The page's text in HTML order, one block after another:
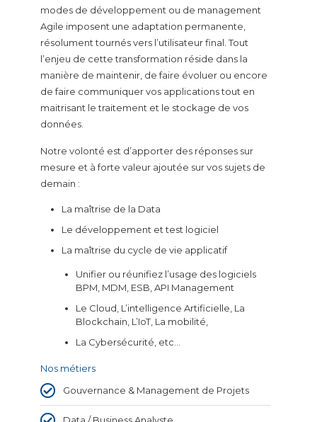
modes de développement ou de management
Agile imposent une adaptation permanente,
résolument tournés vers l’utilisateur final. Tout
l’enjeu de cette transformation réside dans la
manière de maintenir, de faire évoluer ou encore
de faire communiquer vos applications tout en
maitrisant le traitement et le stockage de vos
données.
Notre volonté est d’apporter des réponses sur
mesure et à forte valeur ajoutée sur vos sujets de
demain :
La maîtrise de la Data
Le développement et test logiciel
La maîtrise du cycle de vie applicatif
Unifier ou réunifiez l’usage des logiciels
BPM, MDM, ESB, API Management
Le Cloud, L’intelligence Artificielle, La
Blockchain, L’IoT, La mobilité,
La Cybersécurité, etc…
Nos métiers
Gouvernance & Management de Projets